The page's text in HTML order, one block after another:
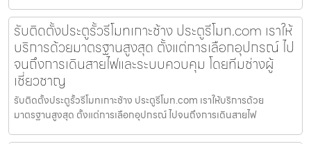
รับติดตั้งประตูรั้วรีโมทเกาะช้าง ประตูรีโมท.com เราให้
บริการด้วยมาตรฐานสูงสุด ตั้งแต่การเลือกอุปกรณ์ ไป
จนถึงการเดินสายไฟและระบบควบคุม โดยทีมช่างผู้
เชี่ยวชาญ
รับติดตั้งประตูรั้วรีโมทเกาะช้าง ประตูรีโมท.com เราให้บริการด้วย
มาตรฐานสูงสุด ตั้งแต่การเลือกอุปกรณ์ ไปจนถึงการเดินสายไฟ